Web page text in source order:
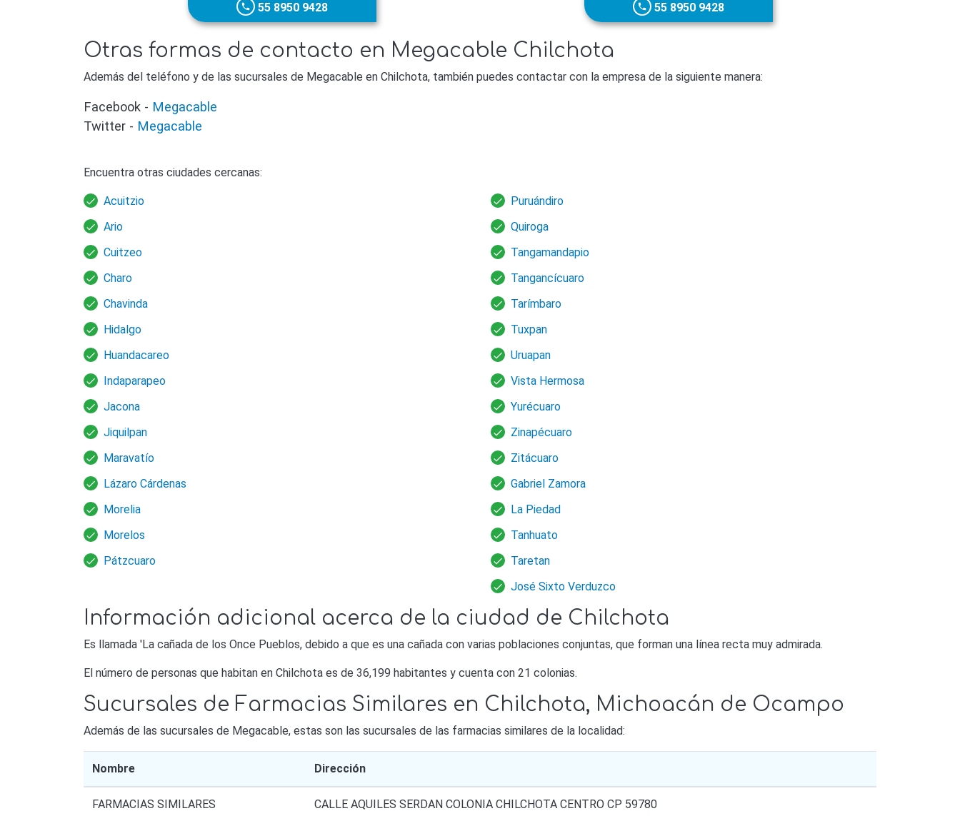
phone 55 8950 9428 phone 55 8950 9428
Otras formas de contacto en Megacable Chilchota
Además del teléfono y de las sucursales de Megacable en Chilchota, también puedes contactar con la empresa de la siguiente manera:
Facebook - Megacable
Twitter - Megacable
Encuentra otras ciudades cercanas:
Acuitzio
Ario
Cuitzeo
Charo
Chavinda
Hidalgo
Huandacareo
Indaparapeo
Jacona
Jiquilpan
Maravatío
Lázaro Cárdenas
Morelia
Morelos
Pátzcuaro
Puruándiro
Quiroga
Tangamandapio
Tangancícuaro
Tarímbaro
Tuxpan
Uruapan
Vista Hermosa
Yurécuaro
Zinapécuaro
Zitácuaro
Gabriel Zamora
La Piedad
Tanhuato
Taretan
José Sixto Verduzco
Información adicional acerca de la ciudad de Chilchota
Es llamada 'La cañada de los Once Pueblos, debido a que es una cañada con varias poblaciones conjuntas, que forman una línea recta muy admirada.
El número de personas que habitan en Chilchota es de 36,199 habitantes y cuenta con 21 colonias.
Sucursales de Farmacias Similares en Chilchota, Michoacán de Ocampo
Además de las sucursales de Megacable, estas son las sucursales de las farmacias similares de la localidad:
Nombre Dirección
FARMACIAS SIMILARES CALLE AQUILES SERDAN COLONIA CHILCHOTA CENTRO CP 59780